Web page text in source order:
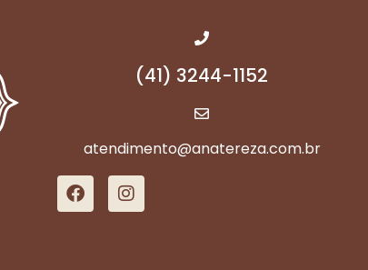
(41) 3244-1152
atendimento@anatereza.com.br